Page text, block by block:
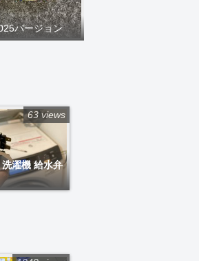
バージョン
濯機 給水弁
63 views